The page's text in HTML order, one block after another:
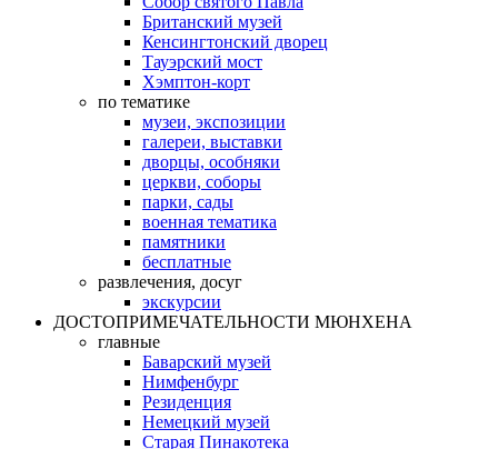
Британский музей
Кенсингтонский дворец
Тауэрский мост
Хэмптон-корт
по тематике
музеи, экспозиции
галереи, выставки
дворцы, особняки
церкви, соборы
парки, сады
военная тематика
памятники
бесплатные
развлечения, досуг
экскурсии
ДОСТОПРИМЕЧАТЕЛЬНОСТИ МЮНХЕНА
главные
Баварский музей
Нимфенбург
Резиденция
Немецкий музей
Старая Пинакотека